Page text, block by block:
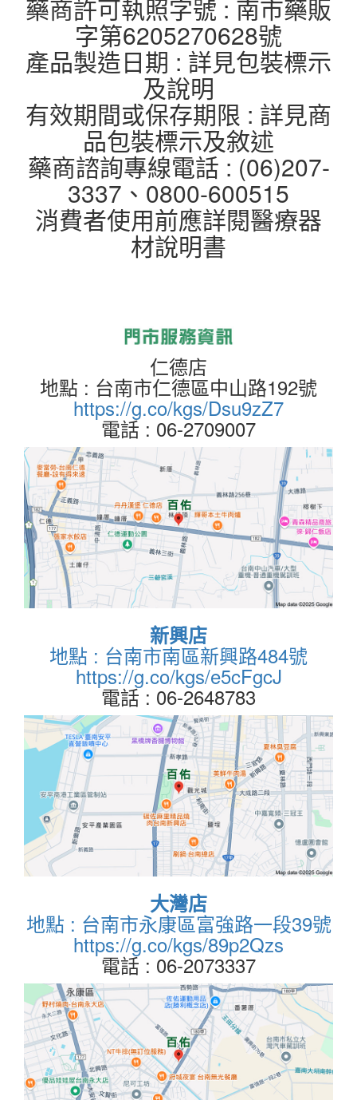
藥商許可執照字號 : 南市藥販
字第6205270628號
產品製造日期 : 詳見包裝標示
及說明
有效期間或保存期限 : 詳見商
品包裝標示及敘述
藥商諮詢專線電話 : (06)207-
3337、0800-600515
消費者使用前應詳閱醫療器
材說明書
仁德店
地點 : 台南市仁德區中山路192號
https://g.co/kgs/Dsu9zZ7
電話 : 06-2709007
新興店
地點 : 台南市南區新興路484號
https://g.co/kgs/e5cFgcJ
電話 : 06-2648783
大灣店
地點 : 台南市永康區富強路一段39號
https://g.co/kgs/89p2Qzs
電話 : 06-2073337